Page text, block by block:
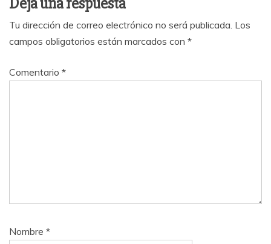
Tu dirección de correo electrónico no será publicada. Los
campos obligatorios están marcados con *
Comentario *
Nombre *